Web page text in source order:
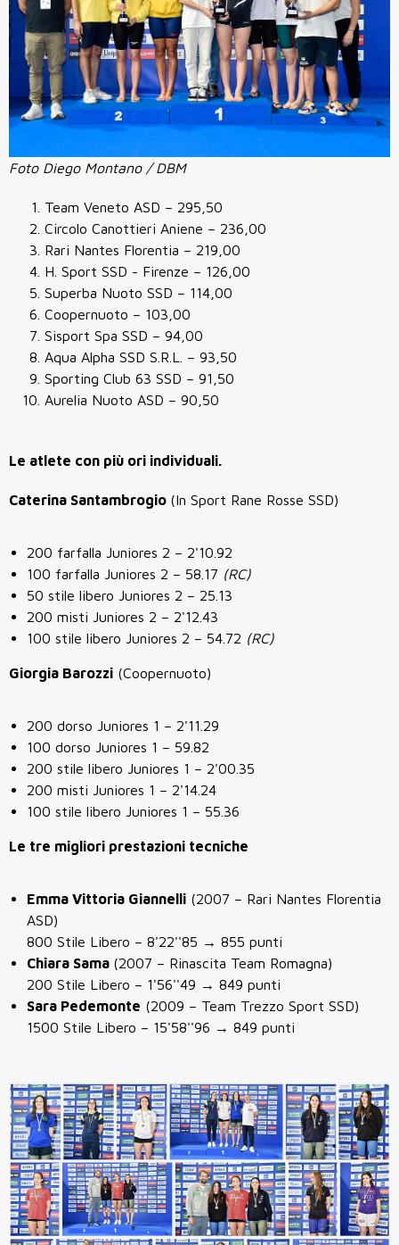
Foto Diego Montano / DBM
Team Veneto ASD – 295,50
Circolo Canottieri Aniene – 236,00
Rari Nantes Florentia – 219,00
H. Sport SSD - Firenze – 126,00
Superba Nuoto SSD – 114,00
Coopernuoto – 103,00
Sisport Spa SSD – 94,00
Aqua Alpha SSD S.R.L. – 93,50
Sporting Club 63 SSD – 91,50
Aurelia Nuoto ASD – 90,50
Le atlete con più ori individuali.
Caterina Santambrogio (In Sport Rane Rosse SSD)
200 farfalla Juniores 2 – 2'10.92
100 farfalla Juniores 2 – 58.17 (RC)
50 stile libero Juniores 2 – 25.13
200 misti Juniores 2 – 2'12.43
100 stile libero Juniores 2 – 54.72 (RC)
Giorgia Barozzi (Coopernuoto)
200 dorso Juniores 1 – 2'11.29
100 dorso Juniores 1 – 59.82
200 stile libero Juniores 1 – 2'00.35
200 misti Juniores 1 – 2'14.24
100 stile libero Juniores 1 – 55.36
Le tre migliori prestazioni tecniche
Emma Vittoria Giannelli (2007 – Rari Nantes Florentia
ASD)
800 Stile Libero – 8'22''85 → 855 punti
Chiara Sama (2007 – Rinascita Team Romagna)
200 Stile Libero – 1'56''49 → 849 punti
Sara Pedemonte (2009 – Team Trezzo Sport SSD)
1500 Stile Libero – 15'58''96 → 849 punti